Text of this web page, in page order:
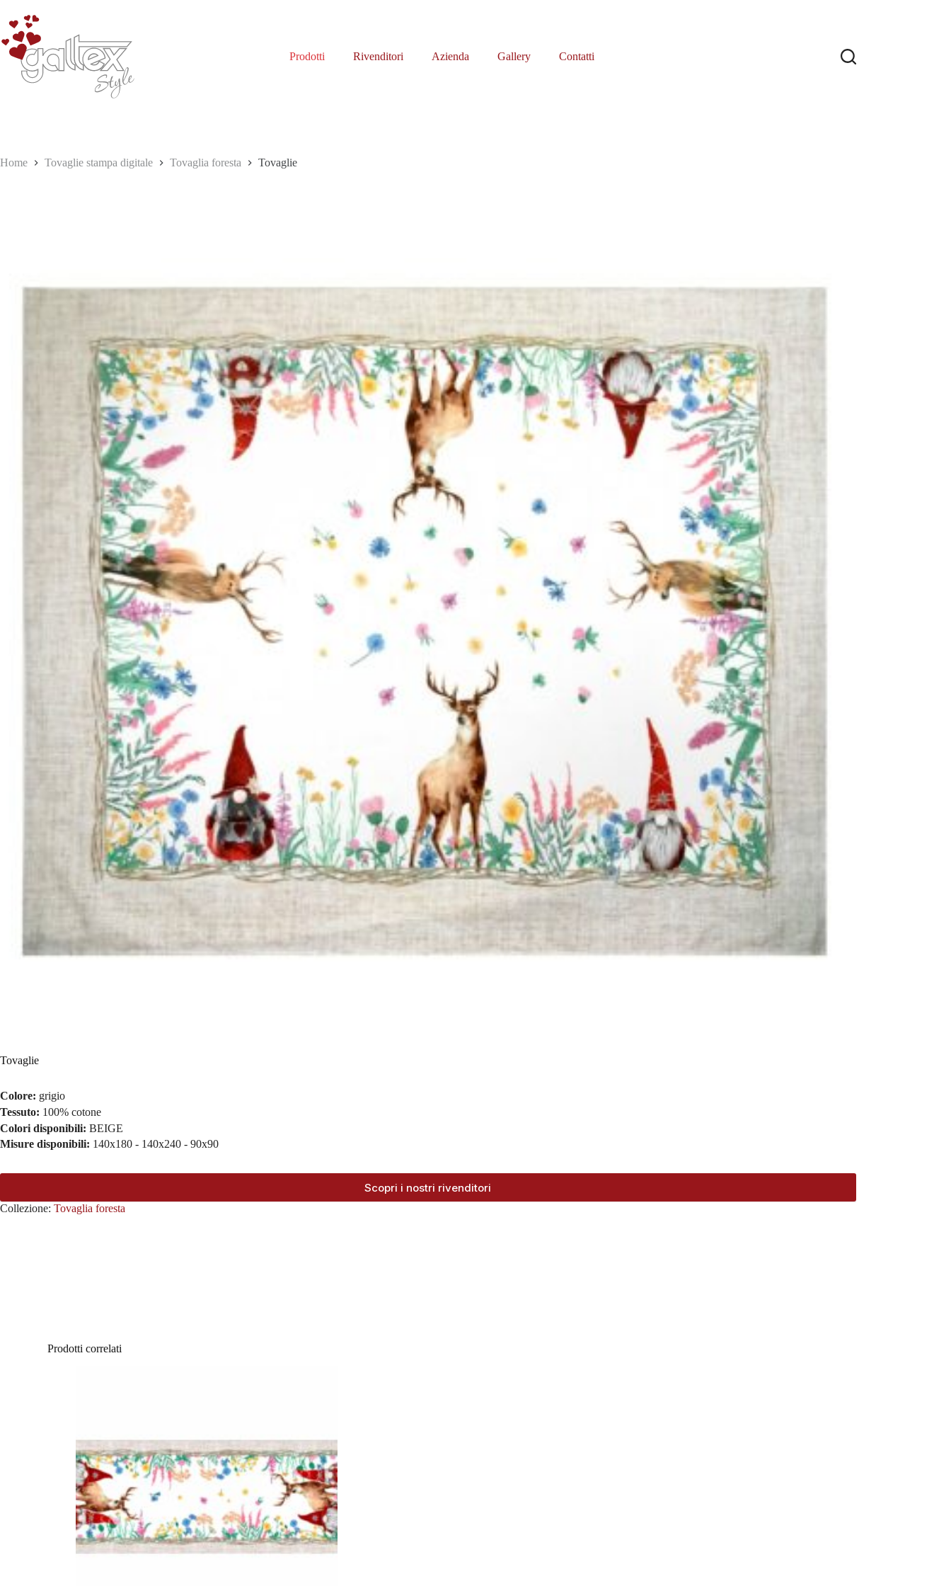
contenuto
Prodotti Rivenditori Azienda Gallery Contatti
Home Tovaglie stampa digitale Tovaglia foresta Tovaglie
Tovaglie
Colore: grigio
Tessuto: 100% cotone
Colori disponibili: BEIGE
Misure disponibili: 140x180 - 140x240 - 90x90
Scopri i nostri rivenditori
Collezione: Tovaglia foresta
Prodotti correlati